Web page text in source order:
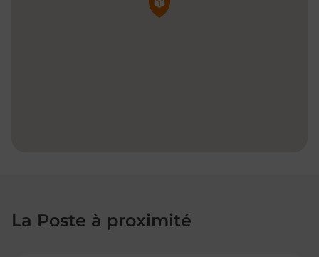
La Poste à proximité